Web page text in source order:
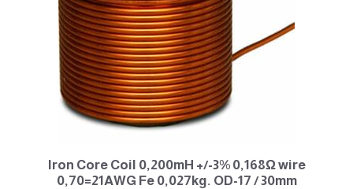
Iron Core Coil 0,200mH +/-3% 0,168Ω wire
0,70=21AWG Fe 0,027kg. OD-17 / 30mm